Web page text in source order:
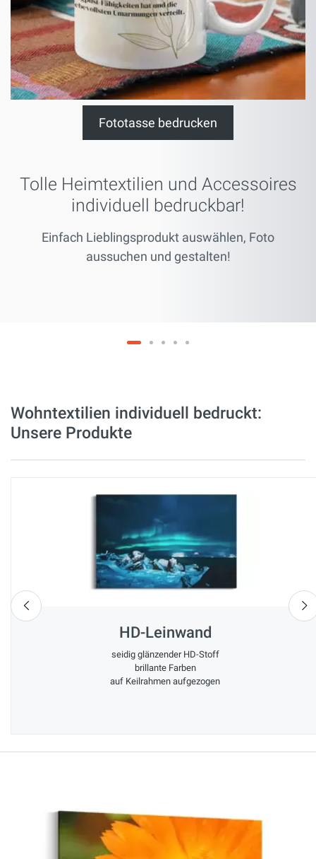
Fototasse bedrucken
Tolle Heimtextilien und Accessoires
individuell bedruckbar!
Einfach Lieblingsprodukt auswählen, Foto
aussuchen und gestalten!
Wohntextilien individuell bedruckt:
Unsere Produkte
nach links
HD-Leinwand
seidig glänzender HD-Stoff
brillante Farben
auf Keilrahmen aufgezogen